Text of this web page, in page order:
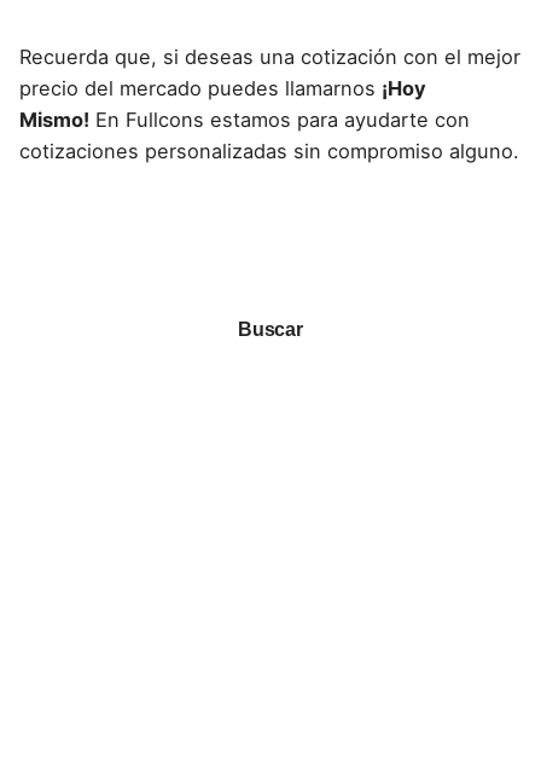
Buscar
Recuerda que, si deseas una cotización con el mejor
precio del mercado puedes llamarnos ¡Hoy
Mismo! En Fullcons estamos para ayudarte con
cotizaciones personalizadas sin compromiso alguno.